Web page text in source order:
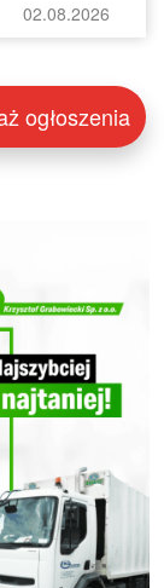
02.08.2026
ogłoszenia